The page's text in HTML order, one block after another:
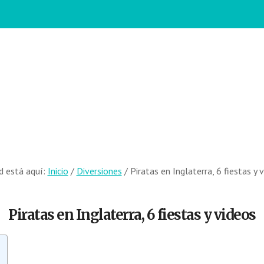
está aquí: Inicio / Diversiones /Piratas en Inglaterra, 6 fiestas y
Piratas en Inglaterra, 6 fiestas y videos